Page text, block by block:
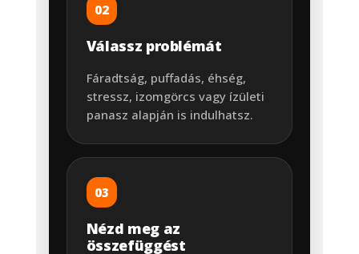
02
Válassz problémát
Fáradtság, puffadás, éhség,
stressz, izomgörcs vagy ízületi
panasz alapján is indulhatsz.
03
Nézd meg az
összefüggést